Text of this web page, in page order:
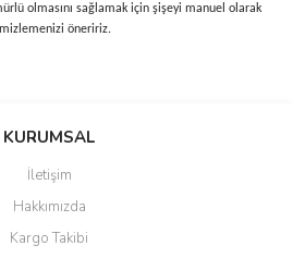
olmasını sağlamak için şişeyi manuel olarak
öneririz.
ilk yorumu siz yapın!
veya görüntülenemiyor.
bilgiler bulunuyor.
KURUMSAL
İletişim
Hakkımızda
Kargo Takibi